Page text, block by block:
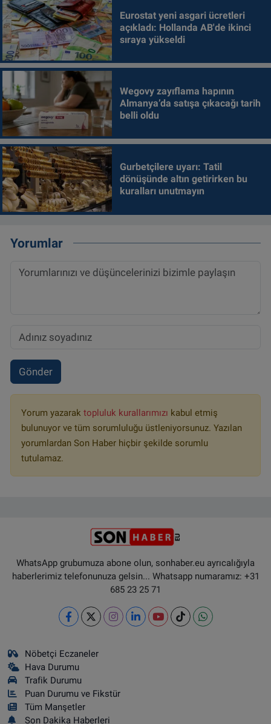
Eurostat yeni asgari ücretleri
açıkladı: Hollanda AB'de ikinci
sıraya yükseldi
Wegovy zayıflama hapının
Almanya’da satışa çıkacağı tarih
belli oldu
Gurbetçilere uyarı: Tatil
dönüşünde altın getirirken bu
kuralları unutmayın
Yorumlar
Gönder
Yorum yazarak topluluk kurallarımızı kabul etmiş
bulunuyor ve tüm sorumluluğu üstleniyorsunuz. Yazılan
yorumlardan Son Haber hiçbir şekilde sorumlu
tutulamaz.
WhatsApp grubumuza abone olun, sonhaber.eu ayrıcalığıyla
haberlerimiz telefonunuza gelsin... Whatsapp numaramız: +31
685 23 25 71
Nöbetçi Eczaneler
Hava Durumu
Trafik Durumu
Puan Durumu ve Fikstür
Tüm Manşetler
Son Dakika Haberleri